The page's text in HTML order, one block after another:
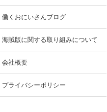
働くおにいさんブログ
海賊版に関する取り組みについて
会社概要
プライバシーポリシー